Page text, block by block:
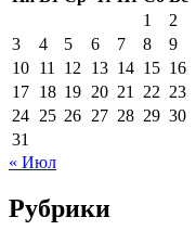
1
2
3
4 5 6 7 8
9
10 11 12 13 14 15 16
17 18 19 20 21 22 23
24 25 26 27 28 29 30
31
« Июл
Рубрики